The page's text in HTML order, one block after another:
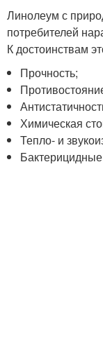
Линолеум с
потребителей
К достоинствам
Прочность;
Химическая
Тепло- и